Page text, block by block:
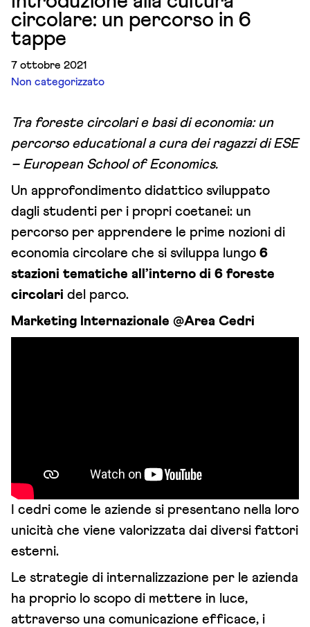
circolare: un percorso in 6
tappe
7 ottobre 2021
Non categorizzato
Tra foreste circolari e basi di economia: un
percorso educational a cura dei ragazzi di ESE
– European School of Economics.
Un approfondimento didattico sviluppato
dagli studenti per i propri coetanei: un
percorso per apprendere le prime nozioni di
economia circolare che si sviluppa lungo 6
stazioni tematiche all’interno di 6 foreste
circolari del parco.
Marketing Internazionale @Area Cedri
I cedri come le aziende si presentano nella loro
unicità che viene valorizzata dai diversi fattori
esterni.
Le strategie di internalizzazione per le azienda
ha proprio lo scopo di mettere in luce,
attraverso una comunicazione efficace, i